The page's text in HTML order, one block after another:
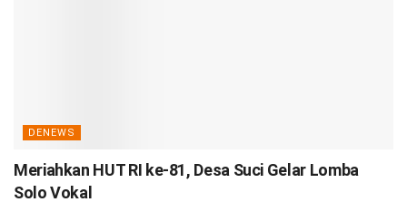
DENEWS
Meriahkan HUT RI ke-81, Desa Suci Gelar Lomba
Solo Vokal